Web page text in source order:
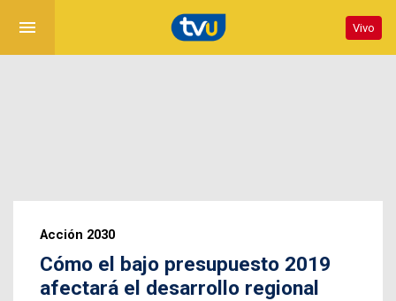
menu Vivo
Acción 2030
Cómo el bajo presupuesto 2019
afectará el desarrollo regional